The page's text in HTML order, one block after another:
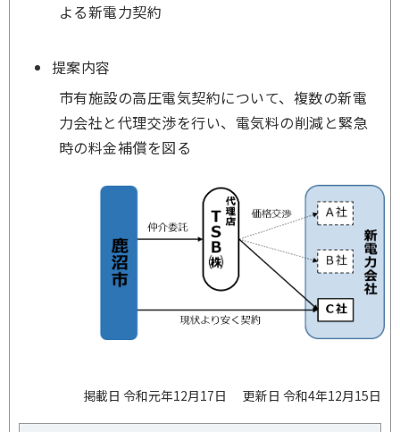
よる新電力契約
提案内容
市有施設の高圧電気契約について、複数の新電
力会社と代理交渉を行い、電気料の削減と緊急
時の料金補償を図る
掲載日 令和元年12月17日 更新日 令和4年12月15日